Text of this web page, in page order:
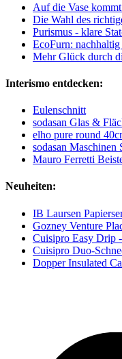
Auf die Vase
Die Wahl des
Purismus - klare
EcoFurn:
Mehr Glück durch
Interismo entdecken:
Eulenschnitt
sodasan Glas &
elho pure round
sodasan Maschinen
Mauro Ferretti
Neuheiten:
IB Laursen
Gozney Venture
Cuisipro Easy Drip
Cuisipro Duo-
Dopper Insulated